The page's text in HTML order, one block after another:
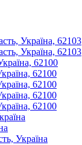
Україна, 62103
Україна, 62103
62100
62100
62100
62100
62100
Україна